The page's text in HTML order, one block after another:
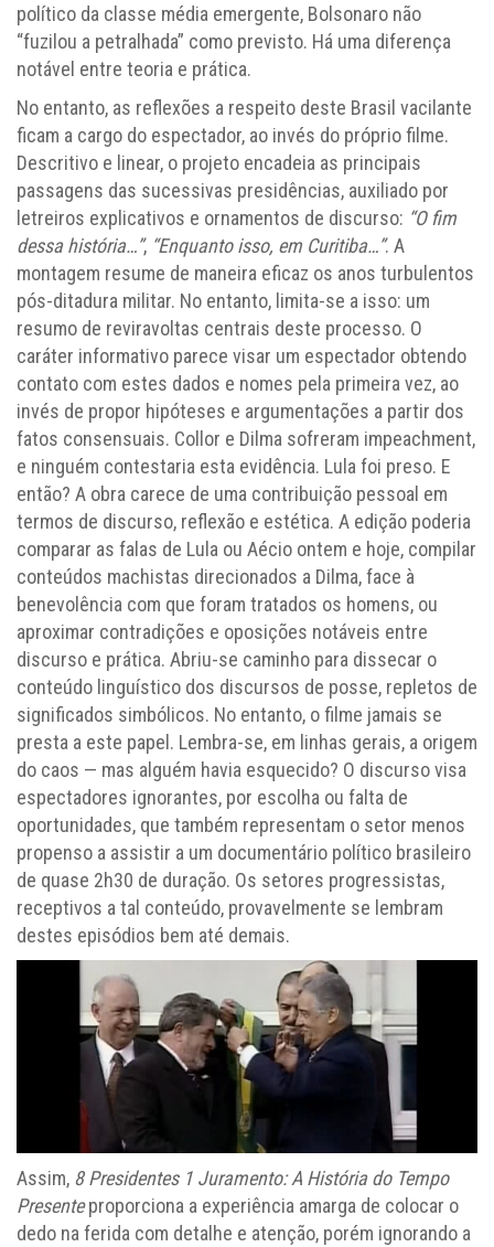
político da classe média emergente, Bolsonaro não
“fuzilou a petralhada” como previsto. Há uma diferença
notável entre teoria e prática.
No entanto, as reflexões a respeito deste Brasil vacilante
ficam a cargo do espectador, ao invés do próprio filme.
Descritivo e linear, o projeto encadeia as principais
passagens das sucessivas presidências, auxiliado por
letreiros explicativos e ornamentos de discurso: “O fim
dessa história…”, “Enquanto isso, em Curitiba…”. A
montagem resume de maneira eficaz os anos turbulentos
pós-ditadura militar. No entanto, limita-se a isso: um
resumo de reviravoltas centrais deste processo. O
caráter informativo parece visar um espectador obtendo
contato com estes dados e nomes pela primeira vez, ao
invés de propor hipóteses e argumentações a partir dos
fatos consensuais. Collor e Dilma sofreram impeachment,
e ninguém contestaria esta evidência. Lula foi preso. E
então? A obra carece de uma contribuição pessoal em
termos de discurso, reflexão e estética. A edição poderia
comparar as falas de Lula ou Aécio ontem e hoje, compilar
conteúdos machistas direcionados a Dilma, face à
benevolência com que foram tratados os homens, ou
aproximar contradições e oposições notáveis entre
discurso e prática. Abriu-se caminho para dissecar o
conteúdo linguístico dos discursos de posse, repletos de
significados simbólicos. No entanto, o filme jamais se
presta a este papel. Lembra-se, em linhas gerais, a origem
do caos — mas alguém havia esquecido? O discurso visa
espectadores ignorantes, por escolha ou falta de
oportunidades, que também representam o setor menos
propenso a assistir a um documentário político brasileiro
de quase 2h30 de duração. Os setores progressistas,
receptivos a tal conteúdo, provavelmente se lembram
destes episódios bem até demais.
Assim, 8 Presidentes 1 Juramento: A História do Tempo
Presenteproporciona a experiência amarga de colocar o
dedo na ferida com detalhe e atenção, porém ignorando a